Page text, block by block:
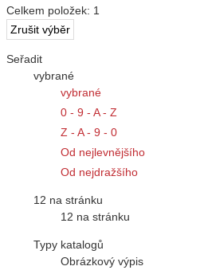
Celkem položek: 1
Seřadit
vybrané
vybrané
0 - 9 - A - Z
Z - A - 9 - 0
Od nejlevnějšího
Od nejdražšího
12 na stránku
12 na stránku
Typy katalogů
Obrázkový výpis